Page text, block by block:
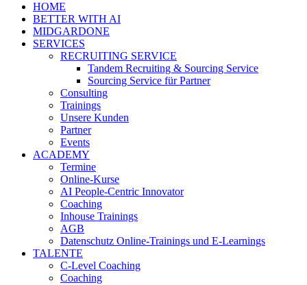
HOME
BETTER WITH AI
MIDGARDONE
SERVICES
RECRUITING SERVICE
Tandem Recruiting & Sourcing Service
Sourcing Service für Partner
Consulting
Trainings
Unsere Kunden
Partner
Events
ACADEMY
Termine
Online-Kurse
AI People-Centric Innovator
Coaching
Inhouse Trainings
AGB
Datenschutz Online-Trainings und E-Learnings
TALENTE
C-Level Coaching
Coaching